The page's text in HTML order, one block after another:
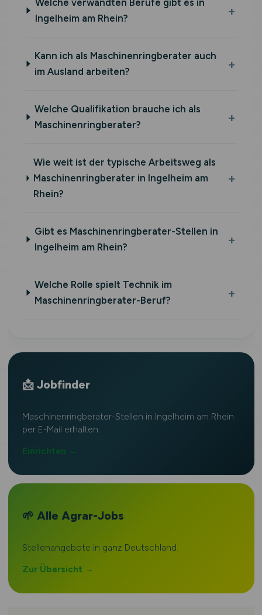
Welche verwandten Berufe gibt es in
Ingelheim am Rhein?
Kann ich als Maschinenringberater auch
im Ausland arbeiten?
Welche Qualifikation brauche ich als
Maschinenringberater?
Wie weit ist der typische Arbeitsweg als
Maschinenringberater in Ingelheim am
Rhein?
Gibt es Maschinenringberater-Stellen in
Ingelheim am Rhein?
Welche Rolle spielt Technik im
Maschinenringberater-Beruf?
📩 Jobfinder
Maschinenringberater-Stellen in Ingelheim am Rhein
per E-Mail erhalten.
Einrichten →
🌱 Alle Agrar-Jobs
Stellenangebote in ganz Deutschland.
Zur Übersicht →